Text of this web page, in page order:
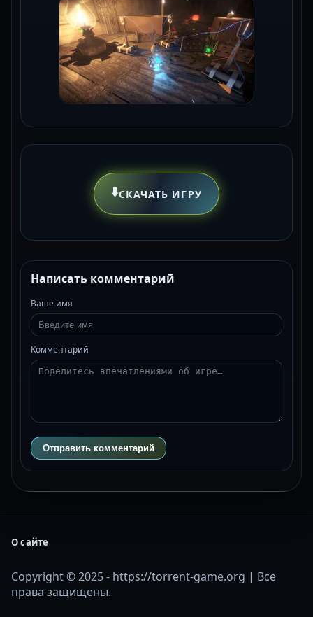
⬇️СКАЧАТЬ ИГРУ
Написать комментарий
Ваше имя
Комментарий
Отправить комментарий
О сайте
Copyright © 2025 - https://torrent-game.org | Все
права защищены.